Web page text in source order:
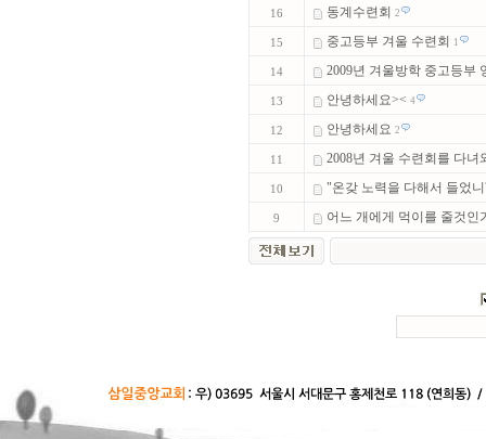
16 동계수련회 2
15 중고등부 겨울 수련회 1
14 2009년 겨울방학 중고등부
13 안녕하세요>< 4
12 안녕하세요 2
11 2008년 겨울 수련회를 다녀
10 "온갖 노력을 다해서 들었
9 어느 개에게 먹이를 줄것인